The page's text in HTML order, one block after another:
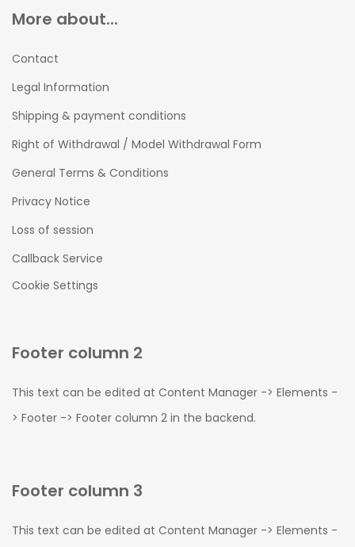
More about...
Contact
Legal Information
Shipping & payment conditions
Right of Withdrawal / Model Withdrawal Form
General Terms & Conditions
Privacy Notice
Loss of session
Callback Service
Cookie Settings
Footer column 2
This text can be edited at Content Manager -> Elements -
> Footer -> Footer column 2 in the backend.
Footer column 3
This text can be edited at Content Manager -> Elements -